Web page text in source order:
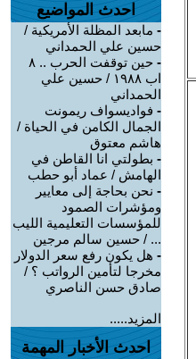
احدث المواضيع
- مابعد المظلة الأمريكية /
حسين علي الحمداني
-
حين توقفت الحرب .. ٨
اب ١٩٨٨ / حسين علي
الحمداني
- فواديسواف ريمونت
الجمال الكامن في الحياة /
هاشم معتوق
- بطولتي انا القاطن في
الهامش / عماد أبو حطب
- نحن بحاجة إلى معايير
ومؤشرات الصمود
للمؤسسات التعليمية الليب
... / حسين سالم مرجين
- هل يكون رفع سعر الدولار
مخرجا لتأمين الرواتب ؟ /
صادق حسن الناصري
المزيد.....
احدث الأخبار المهمة